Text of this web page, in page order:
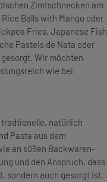
Zimtschnecken am
Balls with Mango oder
Fries, Japanese Fish
Pasteis de Nata oder
Wir möchten
wie bei
natürlich
Pasta aus dem
an süßen Backwaren-
und den Anspruch, dass
sondern auch gesorgt ist.